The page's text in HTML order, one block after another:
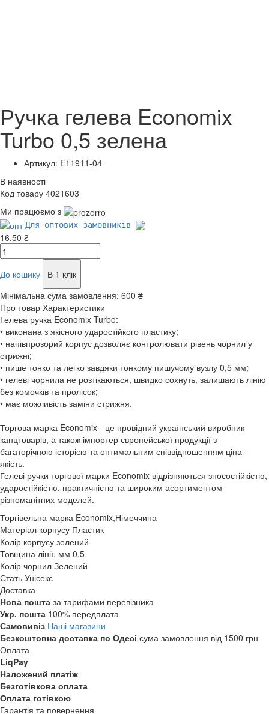
Ручка гелева Economix
Turbo 0,5 зелена
Артикул: E11911-04
В наявності
Код товару 4021603
Ми працюємо з
Для оптових замовників
16.50 ₴
До кошику
В 1 клік
Мінімальна сума замовлення: 600 ₴
Про товар Характеристики
Гелева ручка Economix Turbo:
• виконана з якісного ударостійкого пластику;
• напівпрозорий корпус дозволяє контролювати рівень чорнил у
стрижні;
• пише тонко та легко завдяки тонкому пишучому вузлу 0,5 мм;
• гелеві чорнила не розтікаються, швидко сохнуть, залишають лінію
без комочків та пролісок;
• має можливість заміни стрижня.
Торгова марка Economix - це провідний український виробник
канцтоварів, а також імпортер європейської продукції з
багаторічною історією та оптимальним співвідношенням ціна –
якість.
Гелеві ручки торгової марки Economix відрізняються зносостійкістю,
ударостійкістю, практичністю та широким асортиментом
різноманітних моделей.
Торгівельна марка Economix,Німеччина
Матеріал корпусу Пластик
Колір корпусу зелений
Товщина лінії, мм 0,5
Колір чорнил Зелений
Стать Унісекс
Доставка
Нова пошта за тарифами перевізника
Укр. пошта 100% передплата
Самовивіз Наші магазини
Безкоштовна доставка по Одесі сума замовлення від 1500 грн
Оплата
LiqPay
Наложений платіж
Безготівкова оплата
Оплата готівкою
Гарантія та повернення